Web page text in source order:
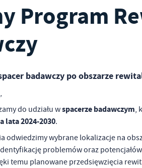
Program
badawczy po obszarze
do udziału wspacerze badawczym,
lata 2024-2030.
odwiedzimy wybrane lokalizacje na
problemów oraz
temu planowane przedsięwzięcia